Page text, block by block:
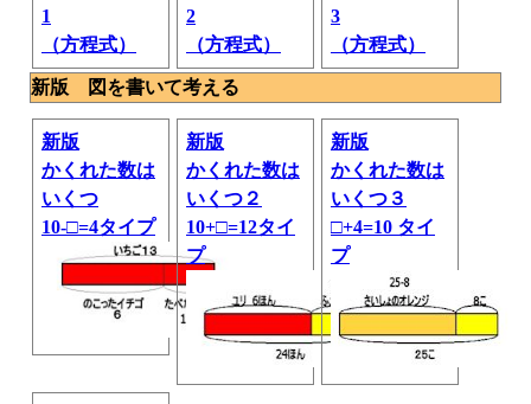
1
（方程式）
2
（方程式）
3
（方程式）
新版 図を書いて考える
新版
かくれた数は
いくつ
10-□=4タイプ
新版
かくれた数は
いくつ２
10+□=12タイ
プ
新版
かくれた数は
いくつ３
□+4=10 タイ
プ